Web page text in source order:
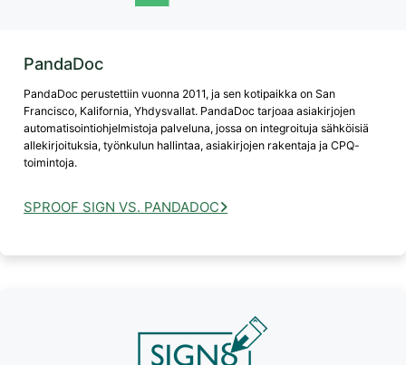
PandaDoc
PandaDoc perustettiin vuonna 2011, ja sen kotipaikka on San
Francisco, Kalifornia, Yhdysvallat. PandaDoc tarjoaa asiakirjojen
automatisointiohjelmistoja palveluna, jossa on integroituja sähköisiä
allekirjoituksia, työnkulun hallintaa, asiakirjojen rakentaja ja CPQ-
toimintoja.
SPROOF SIGN VS. PANDADOC